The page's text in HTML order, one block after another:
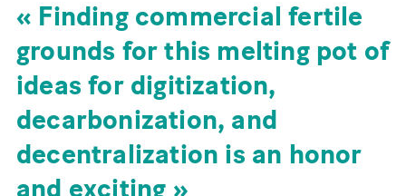
Finding commercial fertile
grounds for this melting pot of
ideas for digitization,
decarbonization, and
decentralization is an honor
and exciting